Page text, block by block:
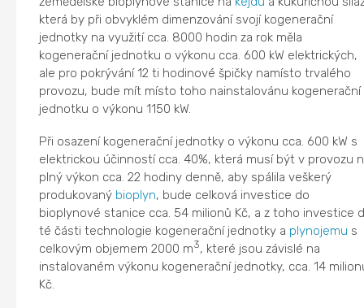
která by při obvyklém dimenzování svojí kogenerační
jednotky na využití cca. 8000 hodin za rok měla
kogenerační jednotku o výkonu cca. 600 kW elektrických,
ale pro pokrývání 12 ti hodinové špičky namísto trvalého
provozu, bude mít místo toho nainstalovánu kogenerační
jednotku o výkonu 1150 kW.
Při osazení kogenerační jednotky o výkonu cca. 600 kW s
elektrickou účinností cca. 40%, která musí být v provozu
plný výkon cca. 22 hodiny denně, aby spálila veškerý
produkovaný bioplyn, bude celková investice do
bioplynové stanice cca. 54 milionů Kč, a z toho investice
té části technologie kogenerační jednotky a plynojemu s
celkovým objemem 2000 m3, které jsou závislé na
instalovaném výkonu kogenerační jednotky, cca. 14
Kč.